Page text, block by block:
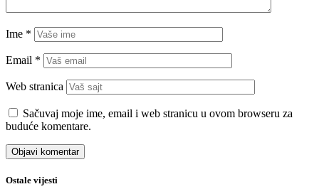
Ime *
Email *
Web stranica
Sačuvaj moje ime, email i web stranicu u ovom browseru za
buduće komentare.
Ostale vijesti